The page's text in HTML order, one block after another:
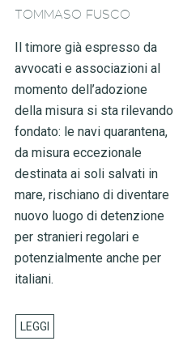
TOMMASO FUSCO
Il timore già espresso da
avvocati e associazioni al
momento dell’adozione
della misura si sta rilevando
fondato: le navi quarantena,
da misura eccezionale
destinata ai soli salvati in
mare, rischiano di diventare
nuovo luogo di detenzione
per stranieri regolari e
potenzialmente anche per
italiani.